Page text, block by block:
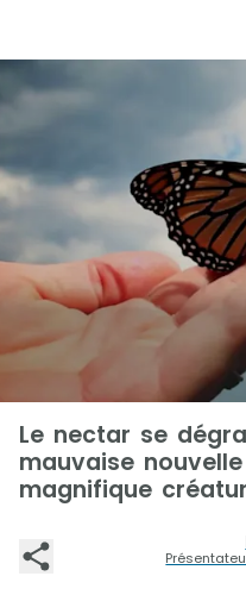
Le nectar se
mauvaise
magnifique